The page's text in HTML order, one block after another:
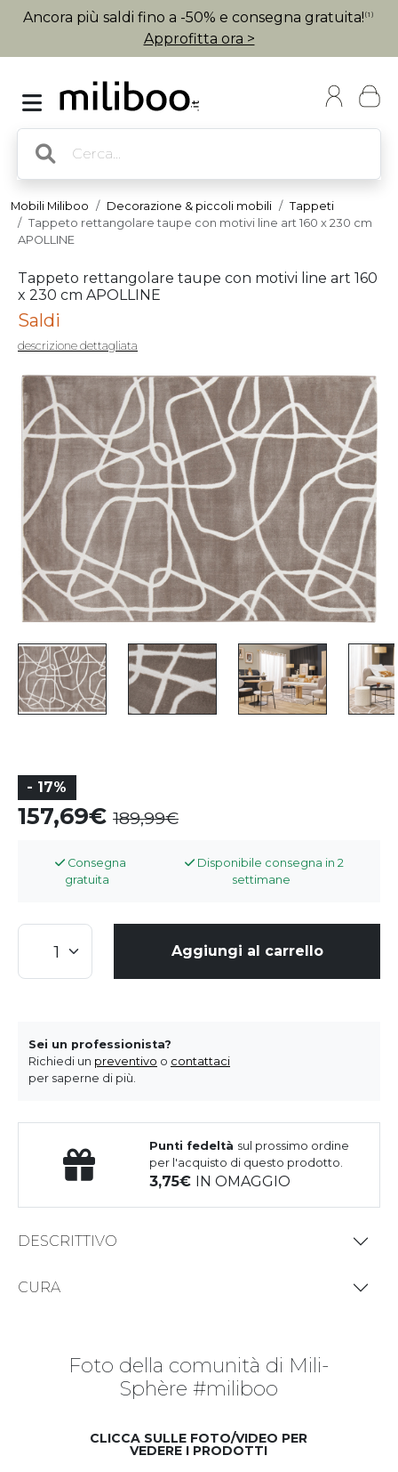
Ancora più saldi fino a -50% e consegna gratuita! (1)
Approfitta ora >
Mobili Miliboo Decorazione & piccoli mobili
Tappeti
Tappeto rettangolare taupe con motivi line art 160 x 230 cm
APOLLINE
Tappeto rettangolare taupe con motivi line art 160
x 230 cm APOLLINE
Saldi
descrizione dettagliata
- 17%
157,69 189,99
Consegna
gratuita
Disponibile consegna in 2
settimane
Aggiungi al carrello
Sei un professionista?
Richiedi un preventivo o contattaci
per saperne di più.
Punti fedeltà sul prossimo ordine
per l'acquisto di questo prodotto.
3,75 IN OMAGGIO
DESCRITTIVO
CURA
Foto della comunità di Mili-
Sphère #miliboo
CLICCA SULLE FOTO/VIDEO PER
VEDERE I PRODOTTI